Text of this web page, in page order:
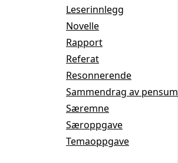
Leserinnlegg
Novelle
Rapport
Referat
Resonnerende
Sammendrag av pensum
Særemne
Særoppgave
Temaoppgave